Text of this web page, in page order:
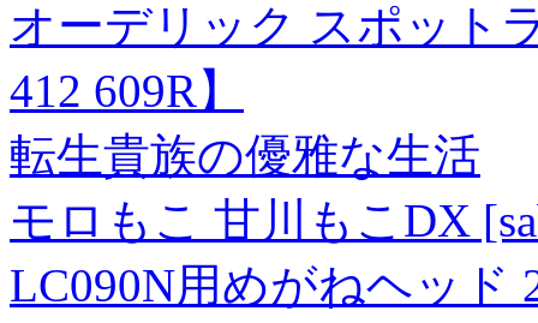
オーデリック スポット
412 609R】
転生貴族の優雅な生活
モロもこ 甘川もこDX
LC090N用めがねヘッド